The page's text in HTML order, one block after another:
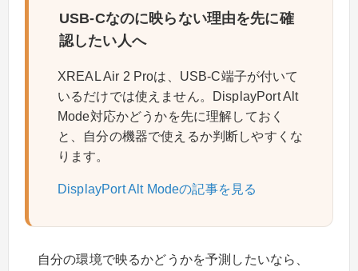
USB-Cなのに映らない理由を先に確
認したい人へ
XREAL Air 2 Proは、USB-C端子が付いて
いるだけでは使えません。DisplayPort Alt
Mode対応かどうかを先に理解しておく
と、自分の機器で使えるか判断しやすくな
ります。
DisplayPort Alt Modeの記事を見る
自分の環境で映るかどうかを予測したいなら、